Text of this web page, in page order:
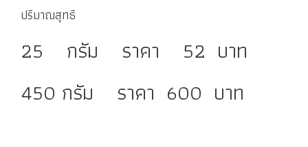
ปริมาณสุทธิ
25 กรัม ราคา 52 บาท
450 กรัม ราคา 600 บาท